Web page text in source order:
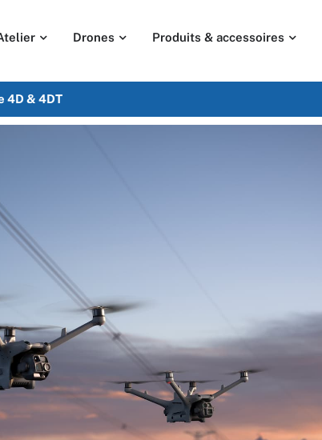
Drones Produits & accessoires
4D & 4DT